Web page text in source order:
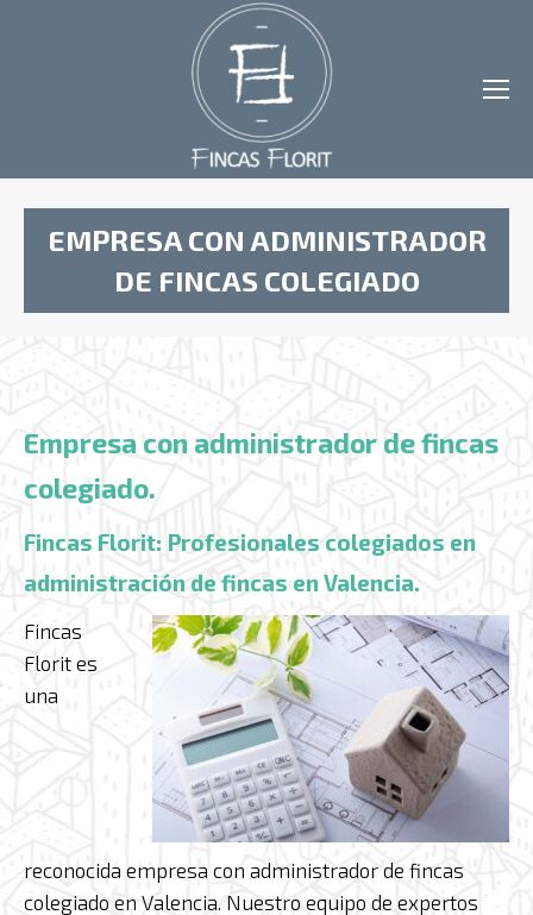
EMPRESA CON ADMINISTRADOR
DE FINCAS COLEGIADO
Empresa con administrador de fincas
colegiado.
Fincas Florit: Profesionales colegiados en
administración de fincas en Valencia.
Fincas
Florit es
una
reconocida empresa con administrador de fincas
colegiado en Valencia. Nuestro equipo de expertos